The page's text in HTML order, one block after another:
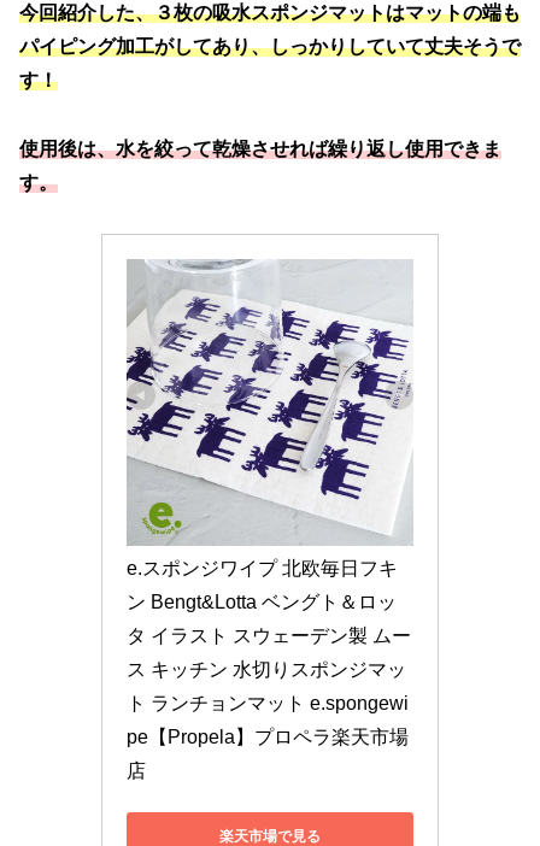
今回紹介した、３枚の吸水スポンジマットはマットの端も
パイピング加工がしてあり、しっかりしていて丈夫そうで
す！
使用後は、水を絞って乾燥させれば繰り返し使用できま
す。
e.スポンジワイプ 北欧毎日フキ
ン Bengt&Lotta ベングト＆ロッ
タ イラスト スウェーデン製 ムー
ス キッチン 水切りスポンジマッ
ト ランチョンマット e.spongewi
pe【Propela】プロペラ楽天市場
店
楽天市場で見る